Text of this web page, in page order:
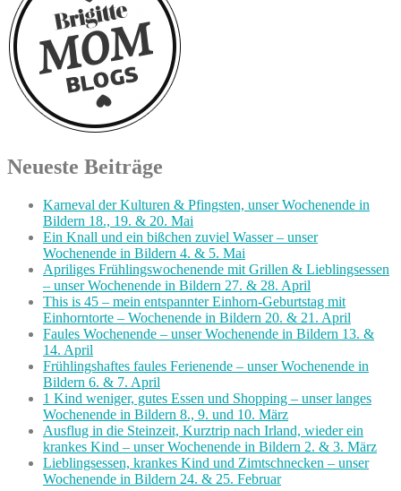
Neueste Beiträge
Karneval der Kulturen & Pfingsten, unser Wochenende in
Bildern 18., 19. & 20. Mai
Ein Knall und ein bißchen zuviel Wasser – unser
Wochenende in Bildern 4. & 5. Mai
Apriliges Frühlingswochenende mit Grillen & Lieblingsessen
– unser Wochenende in Bildern 27. & 28. April
This is 45 – mein entspannter Einhorn-Geburtstag mit
Einhorntorte – Wochenende in Bildern 20. & 21. April
Faules Wochenende – unser Wochenende in Bildern 13. &
14. April
Frühlingshaftes faules Ferienende – unser Wochenende in
Bildern 6. & 7. April
1 Kind weniger, gutes Essen und Shopping – unser langes
Wochenende in Bildern 8., 9. und 10. März
Ausflug in die Steinzeit, Kurztrip nach Irland, wieder ein
krankes Kind – unser Wochenende in Bildern 2. & 3. März
Lieblingsessen, krankes Kind und Zimtschnecken – unser
Wochenende in Bildern 24. & 25. Februar